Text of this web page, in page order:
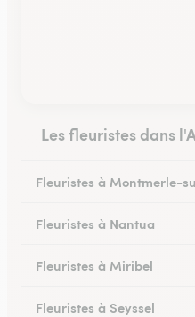
Les fleuristes dans
Fleuristes à Montmerle-
Fleuristes à Nantua
Fleuristes à Miribel
Fleuristes à Seyssel